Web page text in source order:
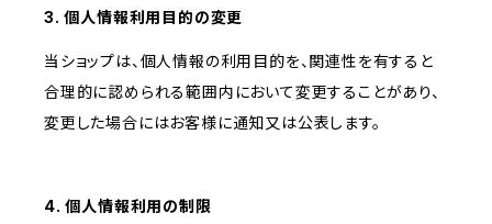
3. 個人情報利用目的の変更
当ショップは、個人情報の利用目的を、関連性を有すると
合理的に認められる範囲内において変更することがあり、
変更した場合にはお客様に通知又は公表します。
4. 個人情報利用の制限